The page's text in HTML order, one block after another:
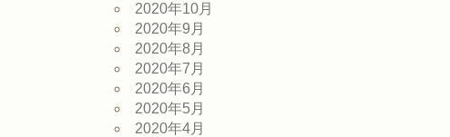
2020年10月
2020年9月
2020年8月
2020年7月
2020年6月
2020年5月
2020年4月